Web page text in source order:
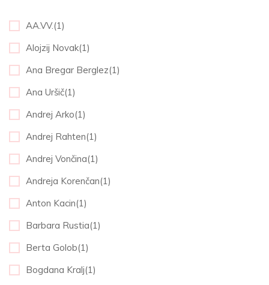
AA.VV.(1)
Alojzij Novak(1)
Ana Bregar Berglez(1)
Ana Uršič(1)
Andrej Arko(1)
Andrej Rahten(1)
Andrej Vončina(1)
Andreja Korenčan(1)
Anton Kacin(1)
Barbara Rustia(1)
Berta Golob(1)
Bogdana Kralj(1)